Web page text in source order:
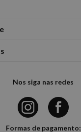
Nos siga nas redes
Formas de pagamento: